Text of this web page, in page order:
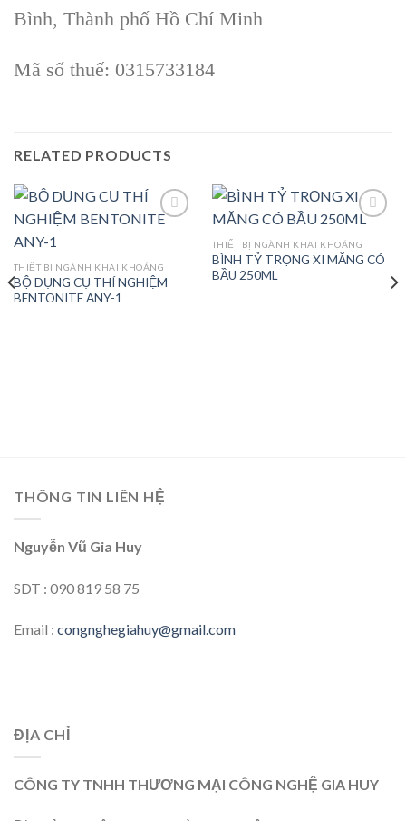
Bình, Thành phố Hồ Chí Minh
Mã số thuế: 0315733184
RELATED PRODUCTS
wishlist
THIẾT BỊ NGÀNH KHAI KHOÁNG
BỘ DỤNG CỤ THÍ NGHIỆM
BENTONITE ANY-1
Add to
THIẾT BỊ NGÀNH KHAI KHOÁNG
BÌNH TỶ TRỌNG XI MĂNG CÓ
BẦU 250ML
THÔNG TIN LIÊN HỆ
Nguyễn Vũ Gia Huy
SDT : 090 819 58 75
Email : congnghegiahuy@gmail.com
ĐỊA CHỈ
CÔNG TY TNHH THƯƠNG MẠI CÔNG NGHỆ GIA HUY